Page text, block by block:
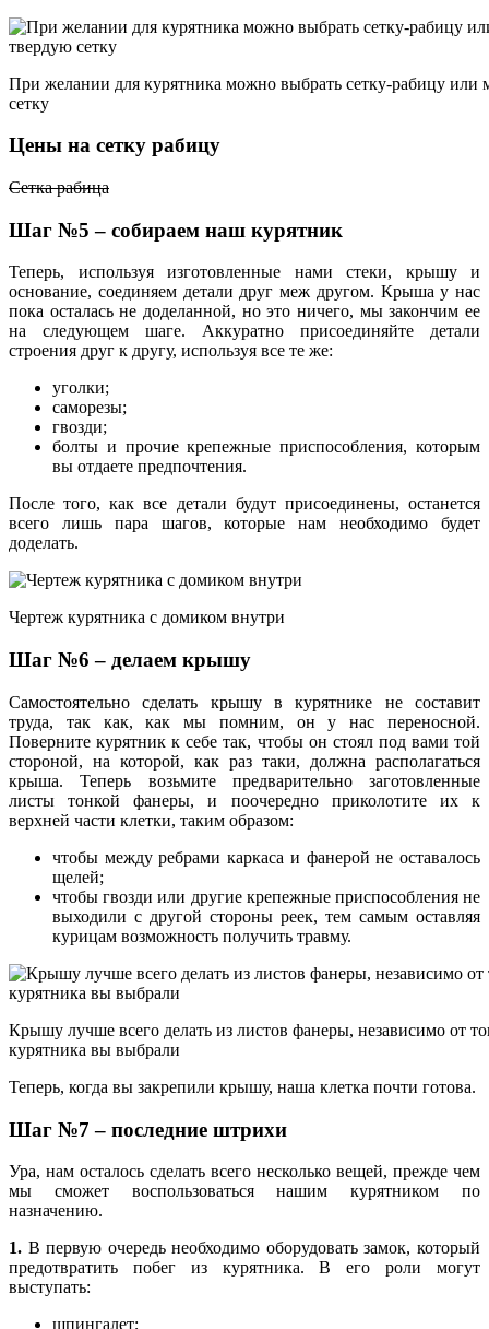
При желании для курятника можно выбрать сетку-рабицу или
сетку
Цены на сетку рабицу
Сетка рабица
Шаг №5 – собираем наш курятник
Теперь, используя изготовленные нами стеки, крышу и
основание, соединяем детали друг меж другом. Крыша у нас
пока осталась не доделанной, но это ничего, мы закончим ее
на следующем шаге. Аккуратно присоединяйте детали
строения друг к другу, используя все те же:
уголки;
саморезы;
гвозди;
болты и прочие крепежные приспособления, которым
вы отдаете предпочтения.
После того, как все детали будут присоединены, останется
всего лишь пара шагов, которые нам необходимо будет
доделать.
Чертеж курятника с домиком внутри
Шаг №6 – делаем крышу
Самостоятельно сделать крышу в курятнике не составит
труда, так как, как мы помним, он у нас переносной.
Поверните курятник к себе так, чтобы он стоял под вами той
стороной, на которой, как раз таки, должна располагаться
крыша. Теперь возьмите предварительно заготовленные
листы тонкой фанеры, и поочередно приколотите их к
верхней части клетки, таким образом:
чтобы между ребрами каркаса и фанерой не оставалось
щелей;
чтобы гвозди или другие крепежные приспособления не
выходили с другой стороны реек, тем самым оставляя
курицам возможность получить травму.
Крышу лучше всего делать из листов фанеры, независимо от
курятника вы выбрали
Теперь, когда вы закрепили крышу, наша клетка почти готова.
Шаг №7 – последние штрихи
Ура, нам осталось сделать всего несколько вещей, прежде чем
мы сможет воспользоваться нашим курятником по
назначению.
1. В первую очередь необходимо оборудовать замок, который
предотвратить побег из курятника. В его роли могут
выступать:
шпингалет;